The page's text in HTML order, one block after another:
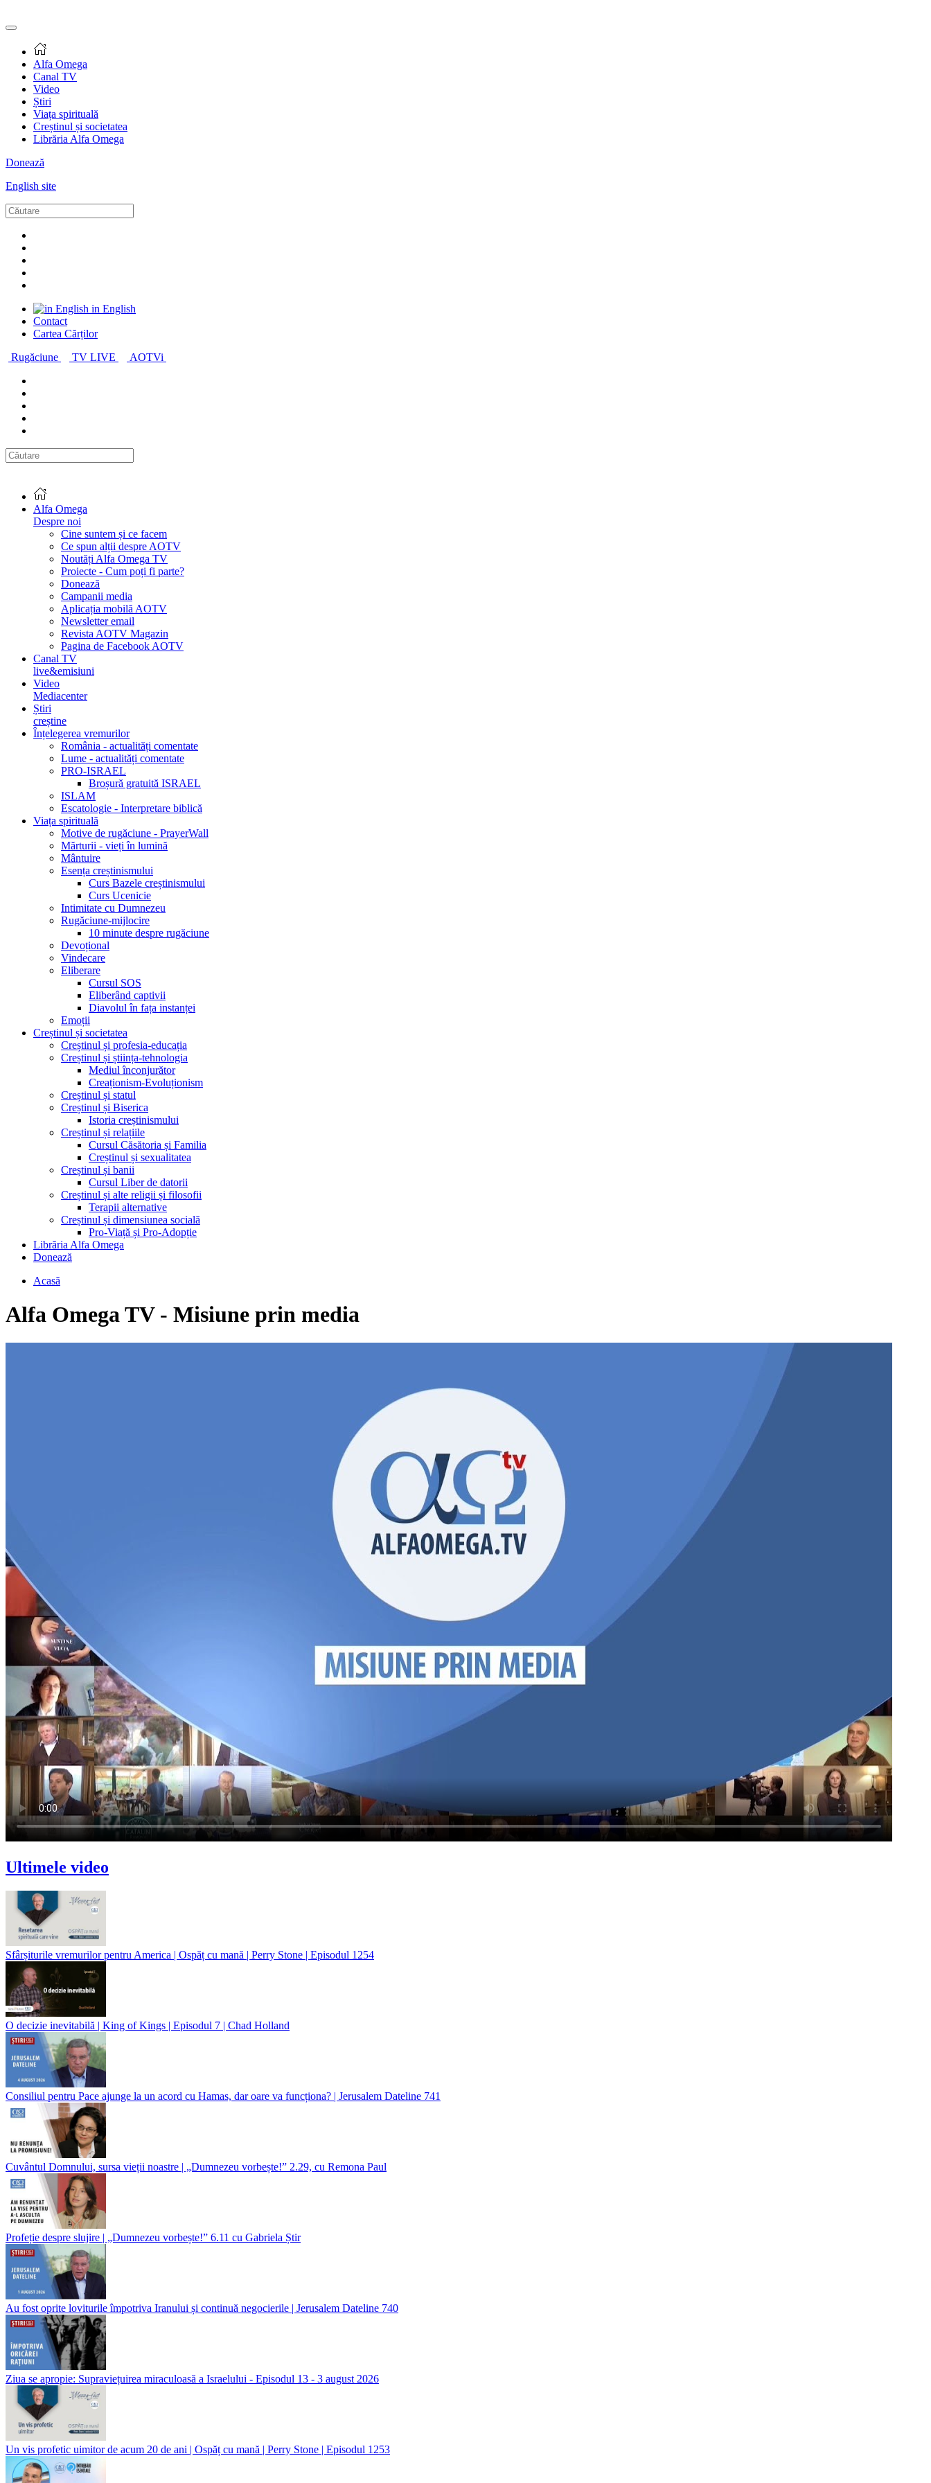
Alfa Omega
Canal TV
Video
Știri
Viața spirituală
Creștinul și societatea
Librăria Alfa Omega
Donează
English site
in English
Contact
Cartea Cărților
Rugăciune
TV LIVE AOTVi
Alfa Omega
Despre noi
Cine suntem și ce facem
Ce spun alții despre AOTV
Noutăți Alfa Omega TV
Proiecte - Cum poți fi parte?
Donează
Campanii media
Aplicația mobilă AOTV
Newsletter email
Revista AOTV Magazin
Pagina de Facebook AOTV
Canal TV
live&emisiuni
Video
Mediacenter
Știri
creștine
Înțelegerea vremurilor
România - actualități comentate
Lume - actualități comentate
PRO-ISRAEL
Broșură gratuită ISRAEL
ISLAM
Escatologie - Interpretare biblică
Viața spirituală
Motive de rugăciune - PrayerWall
Mărturii - vieți în lumină
Mântuire
Esența creștinismului
Curs Bazele creștinismului
Curs Ucenicie
Intimitate cu Dumnezeu
Rugăciune-mijlocire
10 minute despre rugăciune
Devoțional
Vindecare
Eliberare
Cursul SOS
Eliberând captivii
Diavolul în fața instanței
Emoții
Creștinul și societatea
Creștinul și profesia-educația
Creștinul și știința-tehnologia
Mediul înconjurător
Creaționism-Evoluționism
Creștinul și statul
Creștinul și Biserica
Istoria creștinismului
Creștinul și relațiile
Cursul Căsătoria și Familia
Creștinul și sexualitatea
Creștinul și banii
Cursul Liber de datorii
Creștinul și alte religii și filosofii
Terapii alternative
Creștinul și dimensiunea socială
Pro-Viață și Pro-Adopție
Librăria Alfa Omega
Donează
Acasă
Alfa Omega TV - Misiune prin media
Ultimele video
Sfârșiturile vremurilor pentru America | Ospăț cu mană | Perry Stone | Episodul 1254
O decizie inevitabilă | King of Kings | Episodul 7 | Chad Holland
Consiliul pentru Pace ajunge la un acord cu Hamas, dar oare va funcționa? | Jerusalem Dateline 741
Cuvântul Domnului, sursa vieții noastre | „Dumnezeu vorbește!” 2.29, cu Remona Paul
Profeție despre slujire | „Dumnezeu vorbește!” 6.11 cu Gabriela Știr
Au fost oprite loviturile împotriva Iranului și continuă negocierile | Jerusalem Dateline 740
Ziua se apropie: Supraviețuirea miraculoasă a Israelului - Episodul 13 - 3 august 2026
Un vis profetic uimitor de acum 20 de ani | Ospăț cu mană | Perry Stone | Episodul 1253